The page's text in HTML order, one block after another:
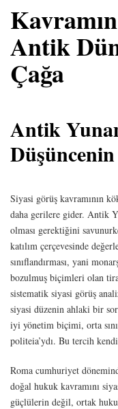
Antik
Çağa
Antik
Siyasi görüş kavramının
daha gerilere gider. Antik
olması gerektiğini
katılım çerçevesinde
sınıflandırması, yani
bozulmuş biçimleri olan
sistematik siyasi görüş
siyasi düzenin ahlaki bir
iyi yönetim biçimi, orta
politeia’ydı. Bu tercih
Roma cumhuriyet
doğal hukuk kavramını
güçlülerin değil, ortak